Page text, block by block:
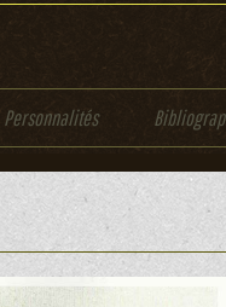
Personnalités